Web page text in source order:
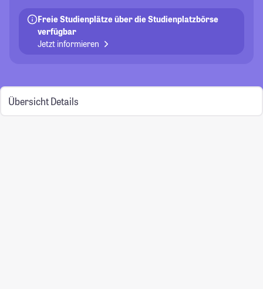
Freie Studienplätze über die Studienplatzbörse
verfügbar
Jetzt informieren
Übersicht Details